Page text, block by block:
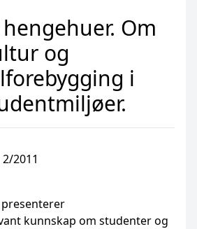
Om
og
i
2011
kunnskap om studenter og